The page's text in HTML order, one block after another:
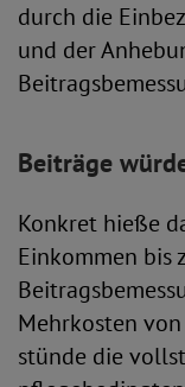
durch die
und der
Beiträge
Konkret hieße
Einkommen bis
Mehrkosten
stünde die